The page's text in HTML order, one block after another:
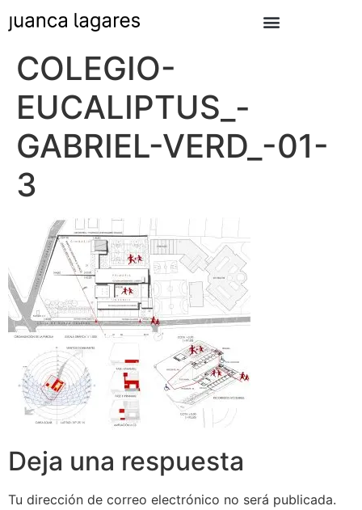
COLEGIO-
EUCALIPTUS_-
GABRIEL-VERD_-01-
3
Deja una respuesta
Tu dirección de correo electrónico no será publicada.